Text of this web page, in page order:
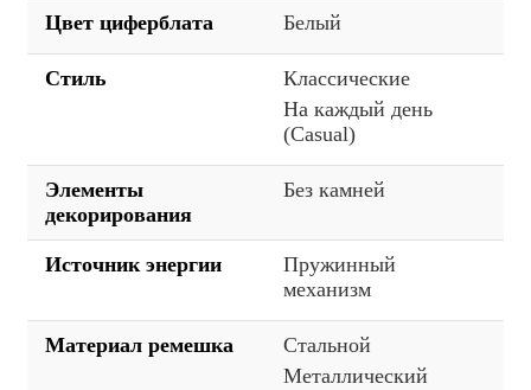
Цвет циферблата Белый
Стиль
Классические
На каждый день
(Casual)
Элементы
декорирования
Без камней
Источник энергии
Пружинный
механизм
Материал ремешка
Стальной
Металлический